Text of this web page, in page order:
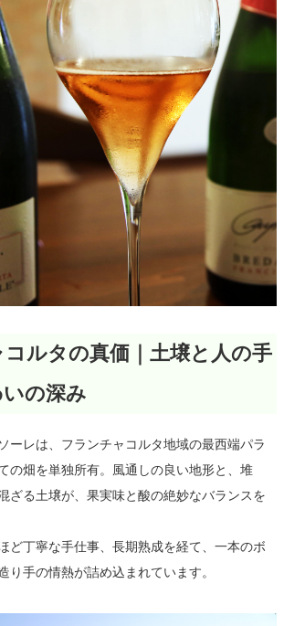
ルタの真価｜土壌と人の手
の深み
ーレは、フランチャコルタ地域の最西端パラ
の畑を単独所有。風通しの良い地形と、堆
ざる土壌が、果実味と酸の絶妙なバランスを
ど丁寧な手仕事、長期熟成を経て、一本のボ
り手の情熱が詰め込まれています。